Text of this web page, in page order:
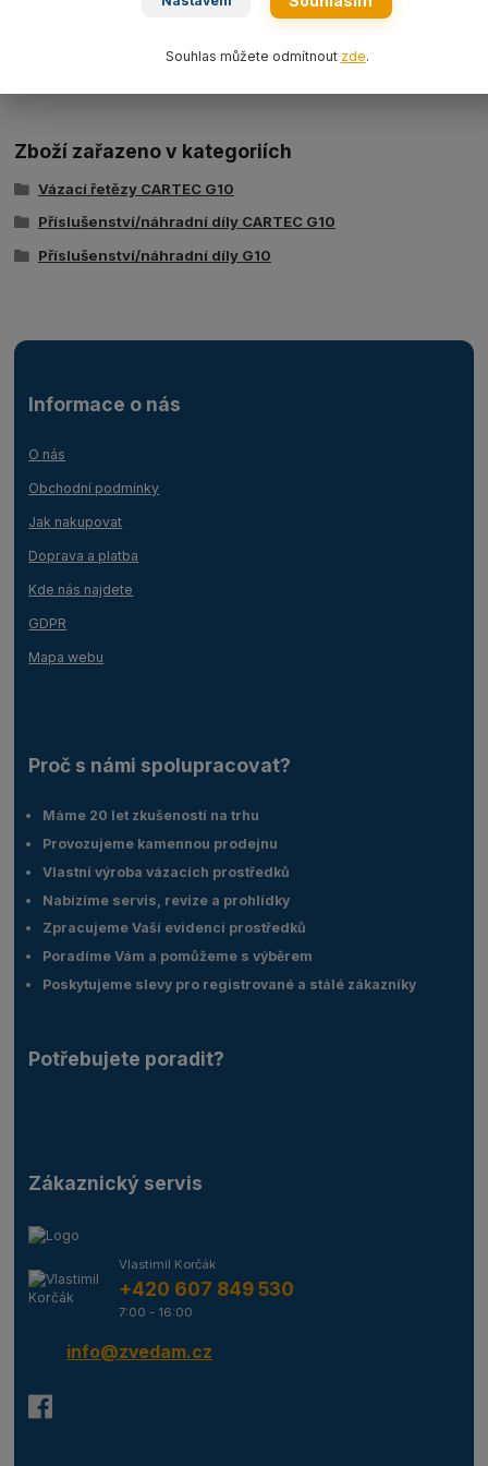
Zboží zařazeno v kategoriích
Vázací řetězy CARTEC G10
Příslušenství/náhradní díly CARTEC G10
Příslušenství/náhradní díly G10
Informace o nás
O nás
Obchodní podmínky
Jak nakupovat
Doprava a platba
Kde nás najdete
GDPR
Mapa webu
Proč s námi spolupracovat?
Máme 20 let zkušeností na trhu
Provozujeme kamennou prodejnu
Vlastní výroba vázacích prostředků
Nabízíme servis, revize a prohlídky
Zpracujeme Vaší evidenci prostředků
Poradíme Vám a pomůžeme s výběrem
Poskytujeme slevy pro registrované a stálé zákazníky
Potřebujete poradit?
Zákaznický servis
Vlastimil Korčák
+420 607 849 530
7:00 - 16:00
info@zvedam.cz
Souhlas můžete odmítnout zde.